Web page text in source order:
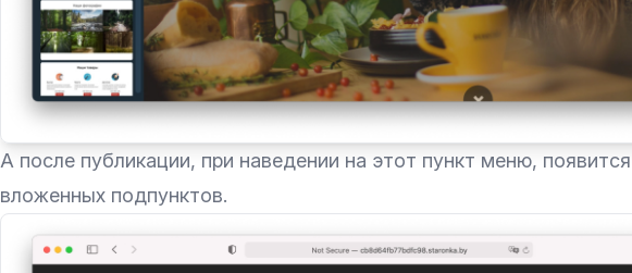
А после публикации, при наведении на этот пункт меню,
вложенных подпунктов.